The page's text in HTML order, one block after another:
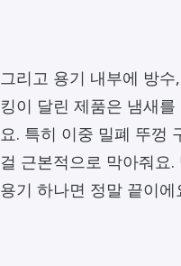
그리고 용기 내부에 방
킹이 달린 제품은 냄새
요. 특히 이중 밀폐 뚜껑
걸 근본적으로 막아줘요
용기 하나면 정말 끝이에